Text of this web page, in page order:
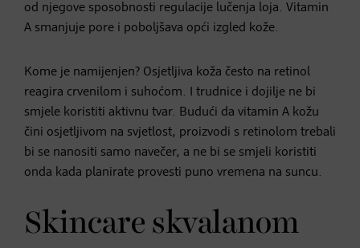
od njegove sposobnosti regulacije lučenja loja. Vitamin
A smanjuje pore i poboljšava opći izgled kože.
Kome je namijenjen? Osjetljiva koža često na retinol
reagira crvenilom i suhoćom. I trudnice i dojilje ne bi
smjele koristiti aktivnu tvar. Budući da vitamin A kožu
čini osjetljivom na svjetlost, proizvodi s retinolom trebali
bi se nanositi samo navečer, a ne bi se smjeli koristiti
onda kada planirate provesti puno vremena na suncu.
Skincare skvalanom